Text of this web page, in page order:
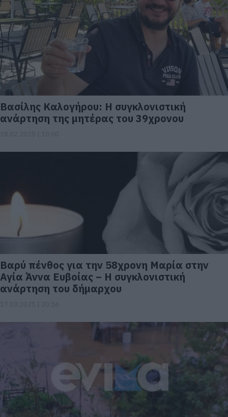
Βασίλης Καλογήρου: Η συγκλονιστική
ανάρτηση της μητέρας του 39χρονου
Βαρύ πένθος για την 58χρονη Μαρία στην
Αγία Άννα Ευβοίας – Η συγκλονιστική
ανάρτηση του δήμαρχου